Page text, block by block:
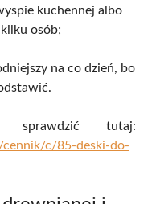
kuchennej albo
osób;
na co dzień, bo
sprawdzić tutaj:
c/85-deski-do-